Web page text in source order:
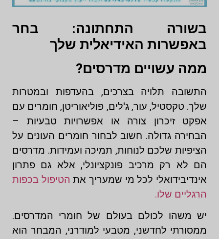
בשורה התחתונה: בחר
באפשרות האידיאלית שלך
ממה עשויים מדרסים?
התשובה תלויה בצרכים, בהעדפות ובמטרות
שלך. טקסטיל, עור, ג'לים, פוליאוריטן, חומרים עם
אפקט זיכרון צורה או אפשרויות טבעיות –
הבחירה גדולה. חשוב לבחור חומרים העונים על
הציפיות שלכם לנוחות, תמיכה ועמידות. מדרסים
הם לא רק מרכיב פונקציונלי, אלא גם פתרון
אינדיבידואלי לכל מי שמעריך את הטיפול בכפות
הרגליים שלו.
יש משהו לכולם בעולם של חומרי המדרסים.
ממסורתי לחדשני, מטבעי למודרני, המבחר הוא